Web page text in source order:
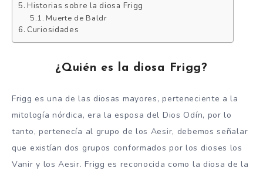
Historias sobre la diosa Frigg
Muerte de Baldr
Curiosidades
¿Quién es la diosa Frigg?
Frigg es una de las diosas mayores, perteneciente a la
mitología nórdica, era la esposa del Dios Odín, por lo
tanto, pertenecía al grupo de los Aesir, debemos señalar
que existían dos grupos conformados por los dioses los
Vanir y los Aesir. Frigg es reconocida como la diosa de la